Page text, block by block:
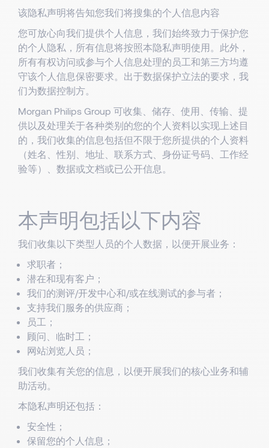
该隐私声明将告知您我们将搜集的个人信息内容
您可放心向我们提供个人信息，我们始终致力于保护您
的个人隐私，所有信息将按照本隐私声明使用。此外，
所有有权访问或参与个人信息处理的员工和第三方均遵
守该个人信息保密要求。出于数据保护立法的要求，我
们为数据控制方。
Morgan Philips Group 可收集、储存、使用、传输、提
供以及处理关于各种类别的您的个人资料以实现上述目
的，我们收集的信息包括但不限于您所提供的个人资料
（姓名、性别、地址、联系方式、身份证号码、工作经
验等）、数据或文档或已公开信息。
本声明包括以下内容
我们收集以下类型人员的个人数据，以便开展业务：
求职者；
潜在和现有客户；
我们的测评/开发中心和/或在线测试的参与者；
支持我们服务的供应商；
员工；
顾问、临时工；
网站浏览人员；
我们收集有关您的信息，以便开展我们的核心业务和辅
助活动。
本隐私声明还包括：
安全性；
保留您的个人信息；